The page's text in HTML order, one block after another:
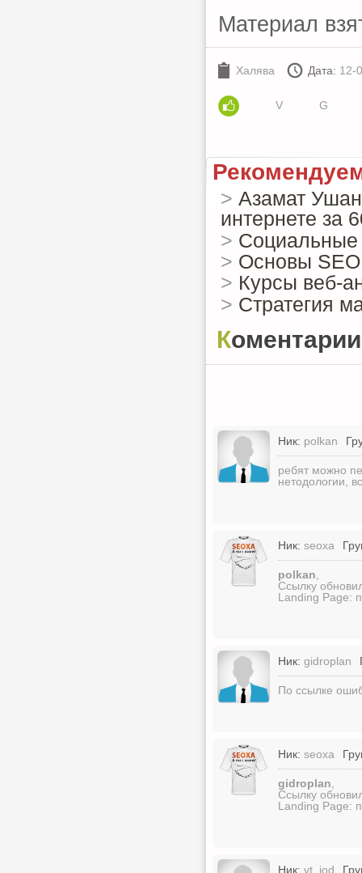
Материал
Халява Дата: 12-
V G
> Азамат
интернете за
> Социальные
> Основы
> Курсы веб-
> Стратегия
Коментарии
Ник: polkan
ребят можно
нетодологии,
Ник: seoxa
polkan
Ссылку
Landing Page:
Ник: gidroplan
По ссылке
Ник: seoxa
gidroplan
Ссылку
Landing Page:
Ник: vt_iod